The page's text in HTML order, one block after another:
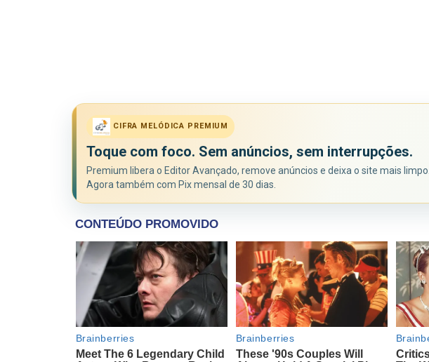
CIFRA MELÓDICA PREMIUM
Toque com foco. Sem anúncios, sem interrupções.
Premium libera o Editor Avançado, remove anúncios e deixa o site mais limpo.
Agora também com Pix mensal de 30 dias.